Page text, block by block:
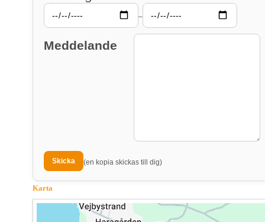
–
Meddelande
(en kopia skickas till dig)
Karta